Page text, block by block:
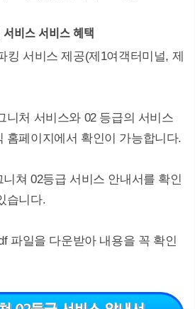
비스 서비스 혜택
킹 서비스 제공(제1여객터미널, 제
니처 서비스와 02 등급의 서비스
홈페이지에서 확인이 가능합니다.
쳐 02등급 서비스 안내서를 확인
습니다.
파일을 다운받아 내용을 꼭 확인